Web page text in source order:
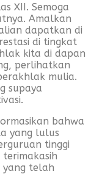
XII. Semoga
Amalkan
dapatkan di
di tingkat
kita di dapan
perlihatkan
mulia.
supaya
bahwa
yang lulus
tinggi
yang telah